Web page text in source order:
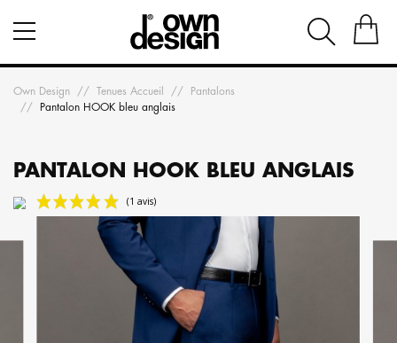
Own Design Tenues Accueil
Pantalons
Pantalon HOOK bleu anglais
PANTALON HOOK BLEU ANGLAIS